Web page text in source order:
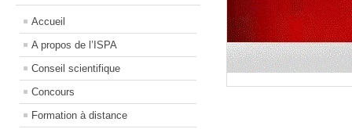
Accueil
A propos de l’ISPA
Conseil scientifique
Concours
Formation à distance